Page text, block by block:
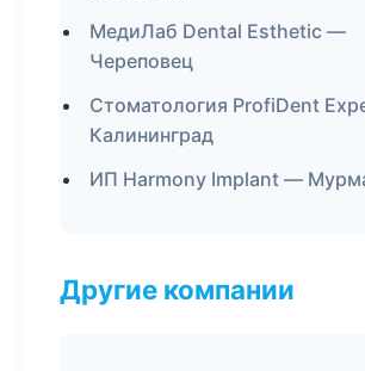
МедиЛаб Dental Esthetic —
Череповец
Стоматология ProfiDent
Калининград
ИП Harmony Implant —
Другие компании